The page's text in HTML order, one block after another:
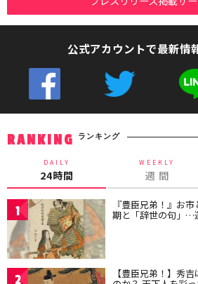
公式アカウントで最新情
RANKING ランキング
DAILY
24時間
WEEKLY
週 間
1 『豊臣兄弟！』お
期と「辞世の句」…
2 【豊臣兄弟！】秀